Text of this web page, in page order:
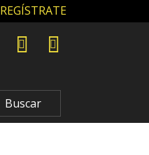
REGÍSTRATE